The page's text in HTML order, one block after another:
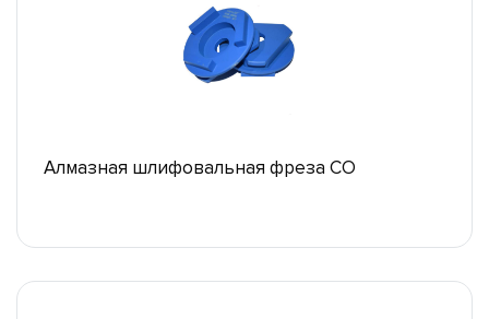
Алмазная шлифовальная фреза СО